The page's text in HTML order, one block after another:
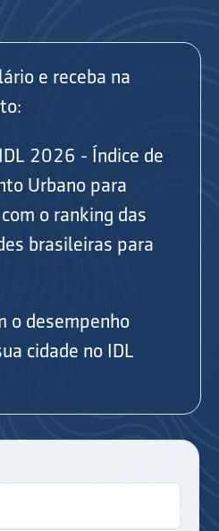
e receba na
2026 - Índice de
Urbano para
o ranking das
brasileiras para
o desempenho
cidade no IDL